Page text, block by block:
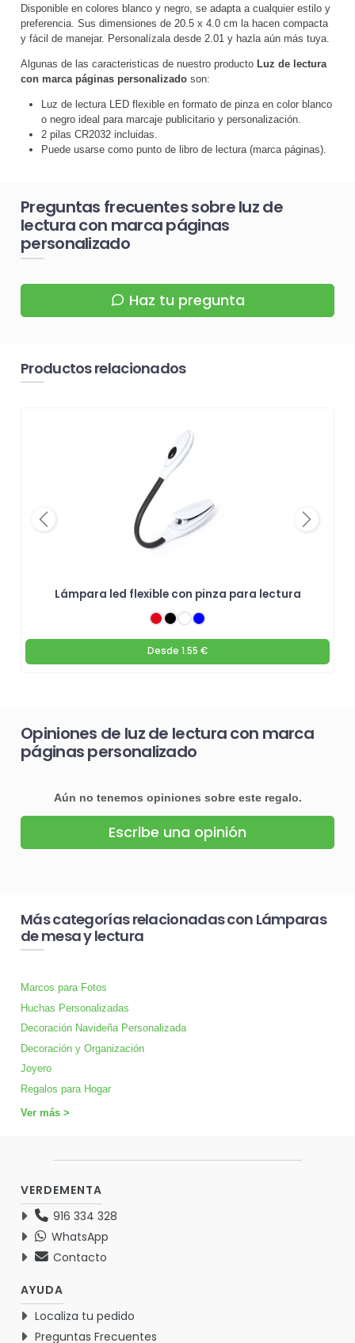
Disponible en colores blanco y negro, se adapta a cualquier estilo y
preferencia. Sus dimensiones de 20.5 x 4.0 cm la hacen compacta
y fácil de manejar. Personalízala desde 2.01 y hazla aún más tuya.
Algunas de las caracteristicas de nuestro producto Luz de lectura
con marca páginas personalizado son:
Luz de lectura LED flexible en formato de pinza en color blanco
o negro ideal para marcaje publicitario y personalización.
2 pilas CR2032 incluidas.
Puede usarse como punto de libro de lectura (marca páginas).
Preguntas frecuentes sobre luz de
lectura con marca páginas
personalizado
Haz tu pregunta
Productos relacionados
Lámpara led flexible con pinza para lectura
Desde 1.55 €
Previous Next
Opiniones de luz de lectura con marca
páginas personalizado
Aún no tenemos opiniones sobre este regalo.
Escribe una opinión
Más categorías relacionadas con Lámparas
de mesa y lectura
Marcos para Fotos
Huchas Personalizadas
Decoración Navideña Personalizada
Decoración y Organización
Joyero
Regalos para Hogar
Ver más >
VERDEMENTA
916 334 328
WhatsApp
Contacto
AYUDA
Localiza tu pedido
Preguntas Frecuentes